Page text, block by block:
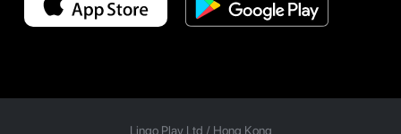
Lingo Play Ltd / Hong Kong